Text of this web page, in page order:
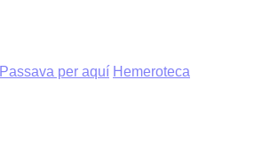
Passava per aquí Hemeroteca